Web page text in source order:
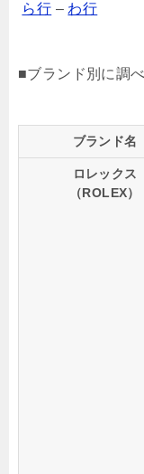
ら行 – わ行
■ブランド別に調
ブランド名
ロレックス
（ROLEX）